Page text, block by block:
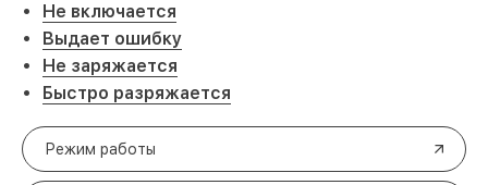
Не включается
Выдает ошибку
Не заряжается
Быстро разряжается
Режим работы